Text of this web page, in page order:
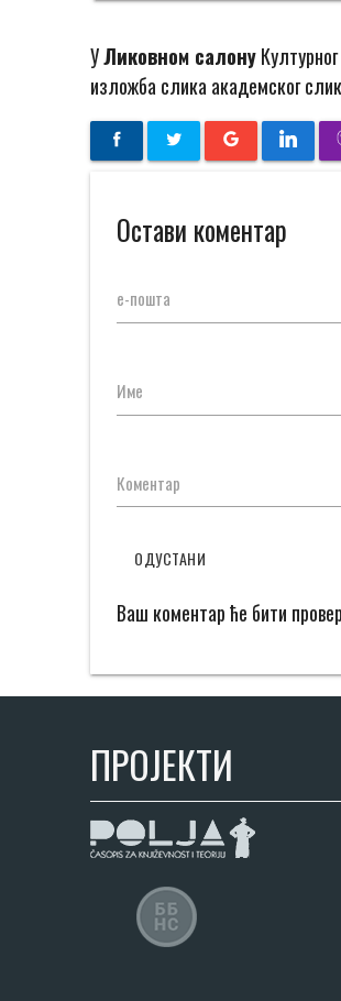
УЛиковном салону
изложба слика академског
Остави коментар
е-пошта
Име
Коментар
ОДУСТАНИ
Ваш коментар ће бити
ПРОЈЕКТИ